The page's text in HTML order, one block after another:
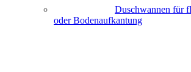
Duschwannen für
oder Bodenaufkantung